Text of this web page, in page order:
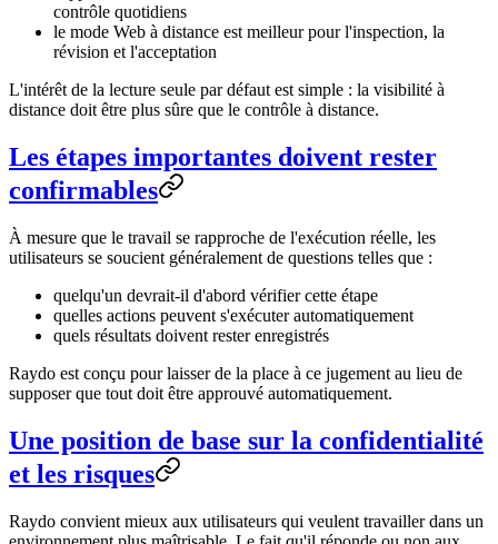
contrôle quotidiens
le mode Web à distance est meilleur pour l'inspection, la
révision et l'acceptation
L'intérêt de la lecture seule par défaut est simple : la visibilité à
distance doit être plus sûre que le contrôle à distance.
Les étapes importantes doivent rester
confirmables
À mesure que le travail se rapproche de l'exécution réelle, les
utilisateurs se soucient généralement de questions telles que :
quelqu'un devrait-il d'abord vérifier cette étape
quelles actions peuvent s'exécuter automatiquement
quels résultats doivent rester enregistrés
Raydo est conçu pour laisser de la place à ce jugement au lieu de
supposer que tout doit être approuvé automatiquement.
Une position de base sur la confidentialité
et les risques
Raydo convient mieux aux utilisateurs qui veulent travailler dans un